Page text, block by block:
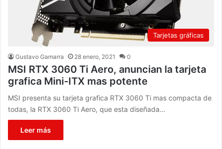
Tarjetas gráficas
Gustavo Gamarra 28 enero, 2021 0
MSI RTX 3060 Ti Aero, anuncian la tarjeta
grafica Mini-ITX mas potente
MSI presenta su tarjeta grafica RTX 3060 Ti mas compacta de
todas, la RTX 3060 Ti Aero, que esta diseñada…
Leer más